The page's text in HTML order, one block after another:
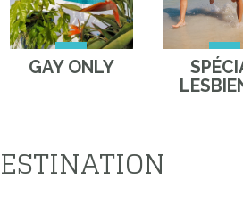
GAY ONLY